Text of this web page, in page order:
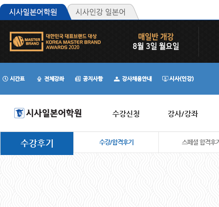
수강신청 강사/강좌
수강후기 수강/합격후기 스페셜 합격후